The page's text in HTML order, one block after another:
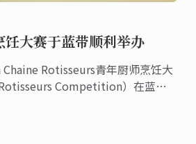
大赛于蓝带顺利举办
Rotisseurs青年厨师烹饪大
Competition）在蓝带